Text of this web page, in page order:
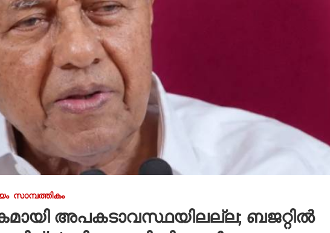
സാമ്പത്തികം
അപകടാവസ്ഥയിലല്ല; ബജറ്റിൽ